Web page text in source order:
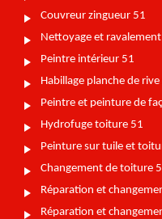
Couvreur zingueur 51
Nettoyage et
Peintre intérieur 51
Habillage planche de rive
Peintre et peinture de
Hydrofuge toiture 51
Peinture sur tuile et
Changement de toiture
Réparation et
Réparation et